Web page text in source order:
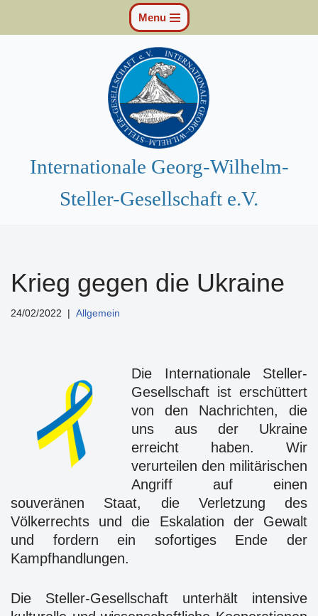
Zum
Menu
Internationale Georg-Wilhelm-
Steller-Gesellschaft e.V.
Krieg gegen die Ukraine
24/02/2022 Allgemein
Die Internationale Steller-
Gesellschaft ist erschüttert
von den Nachrichten, die
uns aus der Ukraine
erreicht haben. Wir
verurteilen den militärischen
Angriff auf einen
souveränen Staat, die Verletzung des
Völkerrechts und die Eskalation der Gewalt
und fordern ein sofortiges Ende der
Kampfhandlungen.
Die Steller-Gesellschaft unterhält intensive